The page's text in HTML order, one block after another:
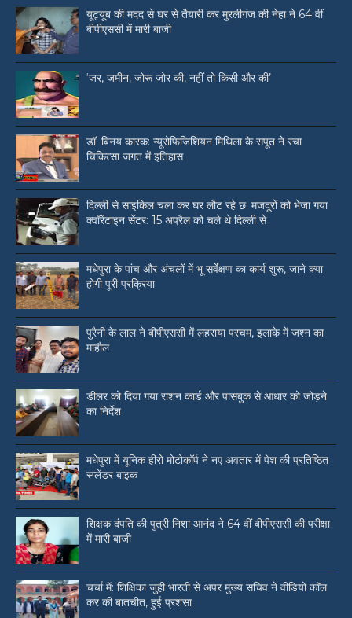
यूट्यूब की मदद से घर से तैयारी कर मुरलीगंज की नेहा ने 64 वीं
बीपीएससी में मारी बाजी
‘जर, जमीन, जोरू जोर की, नहीं तो किसी और की’
डॉ. बिनय कारक: न्यूरोफिजिशियन मिथिला के सपूत ने रचा
चिकित्सा जगत में इतिहास
दिल्ली से साइकिल चला कर घर लौट रहे छ: मजदूरों को भेजा गया
क्वॉरेंटाइन सेंटर: 15 अप्रैल को चले थे दिल्ली से
मधेपुरा के पांच और अंचलों में भू सर्वेक्षण का कार्य शुरू, जाने क्या
होगी पूरी प्रक्रिया
पुरैनी के लाल ने बीपीएससी में लहराया परचम, इलाके में जश्न का
माहौल
डीलर को दिया गया राशन कार्ड और पासबुक से आधार को जोड़ने
का निर्देश
मधेपुरा में यूनिक हीरो मोटोकॉर्प ने नए अवतार में पेश की प्रतिष्ठित
स्प्लेंडर बाइक
शिक्षक दंपति की पुत्री निशा आनंद ने 64 वीं बीपीएससी की परीक्षा
में मारी बाजी
चर्चा में: शिक्षिका जुही भारती से अपर मुख्य सचिव ने वीडियो काॅल
कर की बातचीत, हुई प्रशंसा